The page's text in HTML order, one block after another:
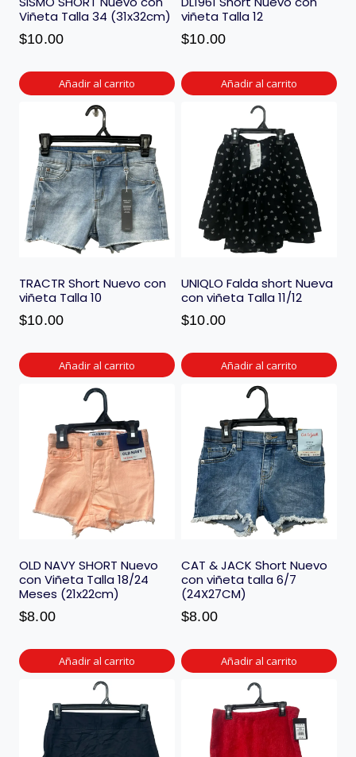
Viñeta Talla 34 (31x32cm)
$10.00
Añadir al carrito
viñeta Talla 12
$10.00
Añadir al carrito
TRACTR Short Nuevo con
viñeta Talla 10
$10.00
Añadir al carrito
UNIQLO Falda short Nueva
con viñeta Talla 11/12
$10.00
Añadir al carrito
OLD NAVY SHORT Nuevo
con Viñeta Talla 18/24
Meses (21x22cm)
$8.00
Añadir al carrito
CAT & JACK Short Nuevo
con viñeta talla 6/7
(24X27CM)
$8.00
Añadir al carrito